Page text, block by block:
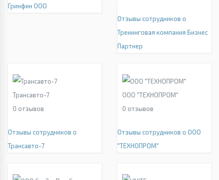
Гринфин ООО
Отзывы сотрудников о
Тренинговая компания Бизнес
Партнер
Трансавто-7
0 отзывов
Отзывы сотрудников о
Трансавто-7
ООО "ТЕХНОПРОМ"
0 отзывов
Отзывы сотрудников о ООО
"ТЕХНОПРОМ"